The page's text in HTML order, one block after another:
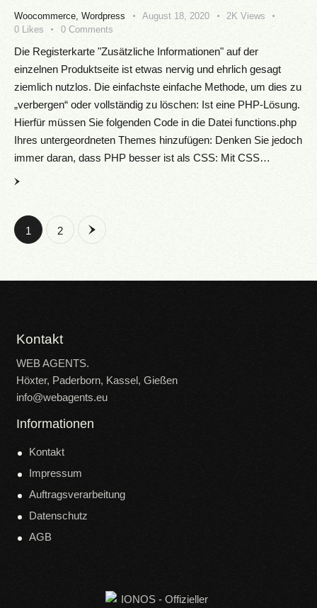
Woocommerce, Wordpress August 18, 2020 2K Views
0 Likes 0 Comments
Die Registerkarte "Zusätzliche Informationen" auf der
einzelnen Produktseite ist etwas nervig und ehrlich gesagt
ziemlich nutzlos. Die einfachste einfache Methode, um dies zu
„verbergen“ oder vollständig zu löschen: Ist eine PHP-Lösung.
Hierfür müssen Sie folgenden Code in die Datei functions.php
Ihres untergeordneten Themes hinzufügen: Denken Sie jedoch
immer daran, dass PHP besser ist als CSS: Mit CSS…
1 2
Kontakt
WEB AGENTS.
Höxter, Paderborn, Kassel, Gießen
info@webagents.eu
Informationen
Kontakt
Impressum
Auftragsverarbeitung
Datenschutz
AGB